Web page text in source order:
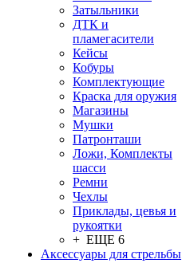
Затыльники
ДТК и
пламегасители
Кейсы
Кобуры
Комплектующие
Краска для оружия
Магазины
Мушки
Патронташи
Ложи, Комплекты
шасси
Ремни
Чехлы
Приклады, цевья и
рукоятки
+ ЕЩЕ 6
Аксессуары для стрельбы